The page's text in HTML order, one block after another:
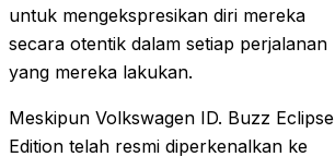
untuk mengekspresikan diri mereka
secara otentik dalam setiap perjalanan
yang mereka lakukan.
Meskipun Volkswagen ID. Buzz Eclipse
Edition telah resmi diperkenalkan ke